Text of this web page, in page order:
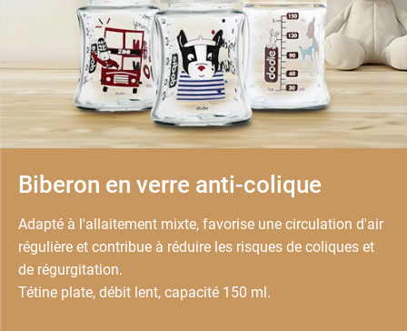
Biberon en verre anti-colique
Adapté à l'allaitement mixte, favorise une circulation d'air
régulière et contribue à réduire les risques de coliques et
de régurgitation.
Tétine plate, débit lent, capacité 150 ml.